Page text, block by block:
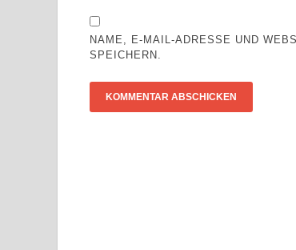
NAME, E-MAIL-ADRESSE UND
SPEICHERN.